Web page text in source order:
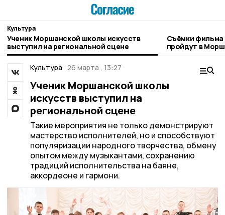
Культура
Ученик Моршанской школы искусств
выступил на региональной сцене
Съёмки
пройдут в
Культура 26 марта , 13:27
Ученик Моршанской школы
искусств выступил на
региональной сцене
Такие мероприятия не только демонстрируют
мастерство исполнителей, но и способствуют
популяризации народного творчества, обмену
опытом между музыкантами, сохранению
традиций исполнительства на баяне,
аккордеоне и гармони.